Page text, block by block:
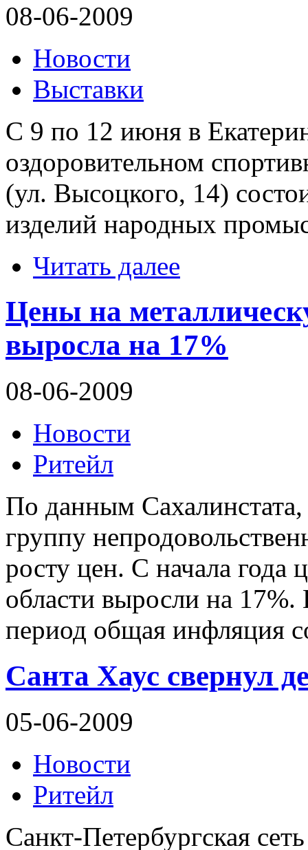
08-06-2009
Новости
Выставки
С 9 по 12 июня в
оздоровительном
(ул. Высоцкого, 14)
изделий народных
Читать далее
Цены на
выросла на 17%
08-06-2009
Новости
Ритейл
По данным Сахалинстата,
группу
росту цен. С начала года
области выросли на
период общая инфляция
Санта Хаус свернул
05-06-2009
Новости
Ритейл
Санкт-Петербургская